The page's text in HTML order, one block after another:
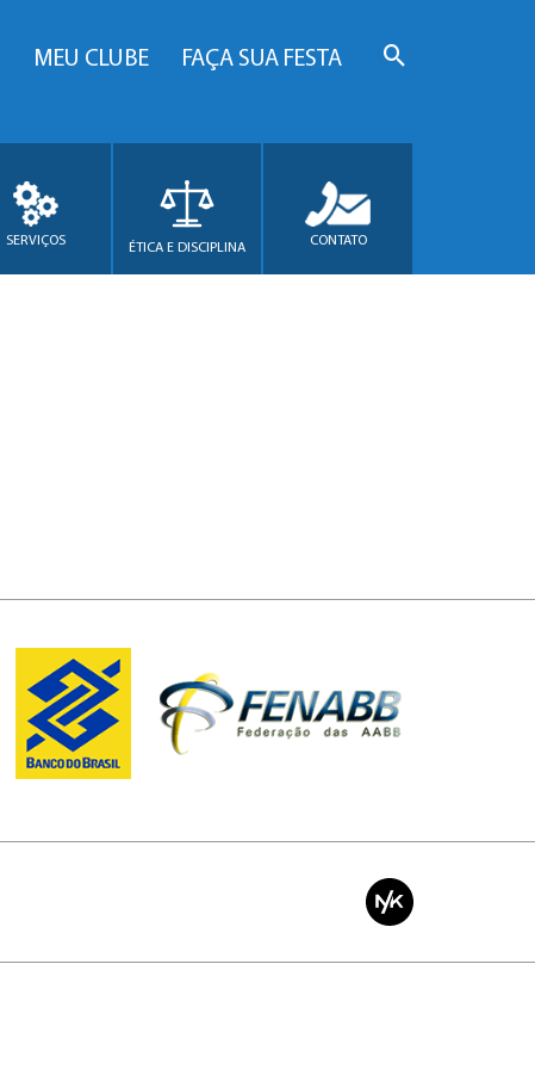
MEU CLUBE FAÇA SUA FESTA
SERVIÇOS ÉTICA E DISCIPLINA CONTATO